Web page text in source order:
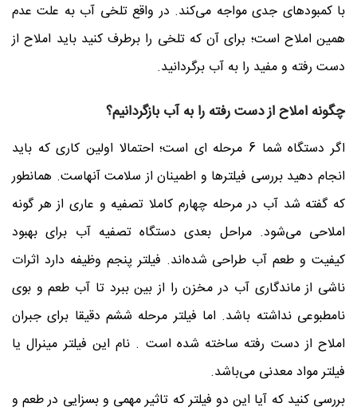
با کمبودهای جدی مواجه می‌کند. در واقع تلخی آب به علت عدم
همین املاح است؛ برای آن که تلخی را برطرف کنید باید املاح از
دست رفته و مفید را به آب برگردانید.
چگونه املاح از دست رفته را به آب بازگردانیم؟
اگر دستگاه شما 6 مرحله ‌ای است؛ احتمالا اولین کاری که باید
انجام دهید بررسی فیلترها و اطمینان از سلامت آنهاست. همانطور
که گفته شد آب در مرحله چهارم کاملا تصفیه و عاری از هر گونه
املاحی می‌شود. مراحل بعدی دستگاه تصفیه آب برای بهبود
کیفیت و طعم آب طراحی شده‌اند. فیلتر پنجم وظیفه دارد اثرات
ناشی از ماندگاری آب در مخزن را از بین ببرد تا آب طعم و بوی
نامطبوعی نداشته باشد. اما فیلتر مرحله ششم دقیقا برای جبران
املاح از دست رفته ساخته شده است . نام این فیلتر مینرال یا
فیلتر مواد معدنی می‌باشد.
بررسی کنید که آیا این دو فیلتر که تاثیر مهمی و بسزایی در طعم و